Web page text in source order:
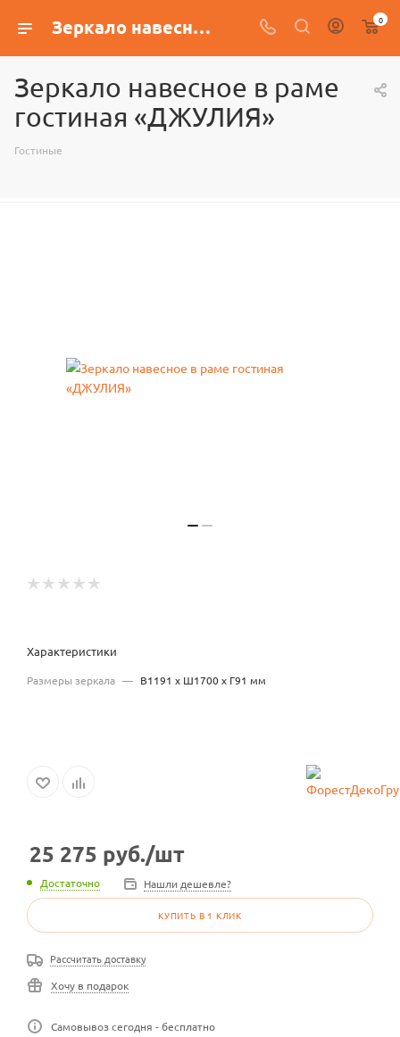
Зеркало навесное в раме гостиная «ДЖУЛИЯ» 0
Зеркало навесное в раме
гостиная «ДЖУЛИЯ»
Гостиные
Характеристики
Размеры зеркала — В1191 х Ш1700 х Г91 мм
25 275 руб./шт
Достаточно Нашли дешевле?
КУПИТЬ В 1 КЛИК
Рассчитать доставку
Хочу в подарок
Самовывоз сегодня - бесплатно